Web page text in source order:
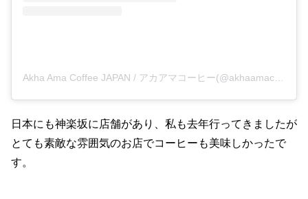
日本にも神楽坂に店舗があり、私も去年行ってきましたが
とても素敵な雰囲気のお店でコーヒーも美味しかったで
す。